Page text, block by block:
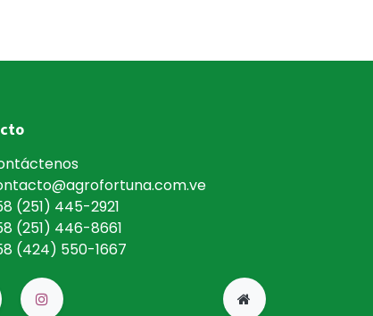
(251) 445-2921
(251) 446-8661
(424) 550-1667